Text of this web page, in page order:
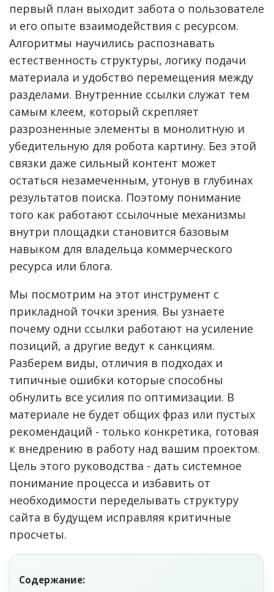
первый план выходит забота о пользователе
и его опыте взаимодействия с ресурсом.
Алгоритмы научились распознавать
естественность структуры, логику подачи
материала и удобство перемещения между
разделами. Внутренние ссылки служат тем
самым клеем, который скрепляет
разрозненные элементы в монолитную и
убедительную для робота картину. Без этой
связки даже сильный контент может
остаться незамеченным, утонув в глубинах
результатов поиска. Поэтому понимание
того как работают ссылочные механизмы
внутри площадки становится базовым
навыком для владельца коммерческого
ресурса или блога.
Мы посмотрим на этот инструмент с
прикладной точки зрения. Вы узнаете
почему одни ссылки работают на усиление
позиций, а другие ведут к санкциям.
Разберем виды, отличия в подходах и
типичные ошибки которые способны
обнулить все усилия по оптимизации. В
материале не будет общих фраз или пустых
рекомендаций - только конкретика, готовая
к внедрению в работу над вашим проектом.
Цель этого руководства - дать системное
понимание процесса и избавить от
необходимости переделывать структуру
сайта в будущем исправляя критичные
просчеты.
Содержание: